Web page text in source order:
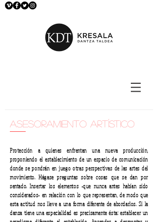
asesoramiento artístico
Protección a quienes enfrentan una nueva producción,
proponiendo el establecimiento de un espacio de comunicación
donde se pondrán en juego otras perspectivas de las artes del
movimiento. Hágase preguntas sobre cosas que se dan por
sentado. Insertar los elementos -que nunca antes habían sido
considerados- en relación con lo que representan, de modo que
esta actitud nos lleve a una forma diferente de abordarlos. Si la
danza tiene una especialidad es precisamente ésta: establecer un